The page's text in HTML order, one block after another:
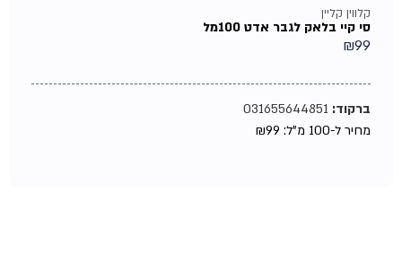
קלווין קליין
סי קיי בלאק לגבר אדט 100מל
₪99
ברקוד:031655644851
מחיר ל-100 מ"ל:
₪99